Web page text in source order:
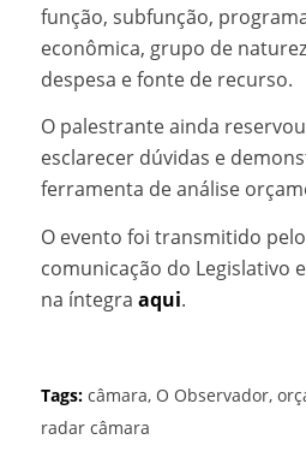
função, subfunção,
econômica, grupo de
despesa e fonte de recurso.
O palestrante ainda
esclarecer dúvidas e
ferramenta de análise
O evento foi transmitido
comunicação do Legislativo
na íntegra aqui.
Tags: câmara, O Observador,
radar câmara